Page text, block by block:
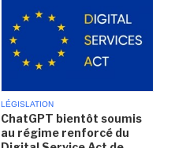
LÉGISLATION
ChatGPT bientôt soumis
au régime renforcé du